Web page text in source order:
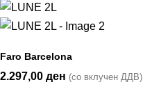
Faro Barcelona
2.297,00 ден (со вклучен ДДВ)